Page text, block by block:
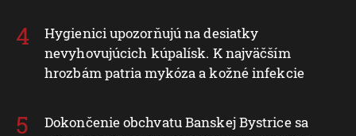
Hygienici upozorňujú na desiatky
nevyhovujúcich kúpalísk. K najväčším
hrozbám patria mykóza a kožné infekcie
Dokončenie obchvatu Banskej Bystrice sa